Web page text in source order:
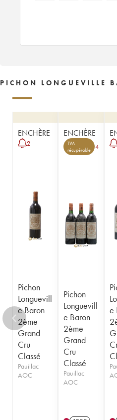
1997
1996 1995
1972
1971 1970
1965 1964
1960 1959
1950
1943
1940 1938
1916
PICHON LONGUEVILLE
ENCHÈRE
2
Pichon
Longuevill
e Baron
2ème
Grand
Cru
Classé
Pauillac
AOC
ENCHÈRE
TVA
récupérable
4
Pichon
Longuevill
e Baron
2ème
Grand
Cru
Classé
Pauillac
AOC
e